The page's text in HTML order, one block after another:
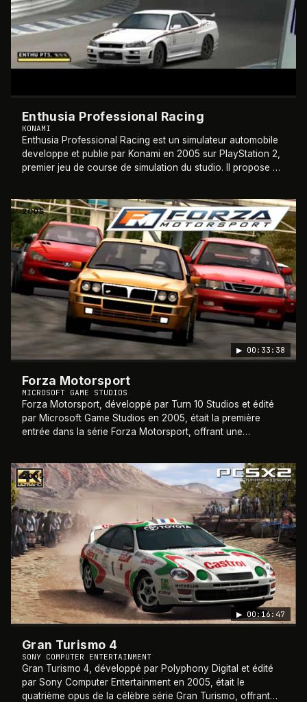
Enthusia Professional Racing
KONAMI
Enthusia Professional Racing est un simulateur automobile
developpe et publie par Konami en 2005 sur PlayStation 2,
premier jeu de course de simulation du studio. Il propose un
2005
▶ 00:33:38
Forza Motorsport
MICROSOFT GAME STUDIOS
Forza Motorsport, développé par Turn 10 Studios et édité
par Microsoft Game Studios en 2005, était la première
entrée dans la série Forza Motorsport, offrant une
2005
▶ 00:16:47
Gran Turismo 4
SONY COMPUTER ENTERTAINMENT
Gran Turismo 4, développé par Polyphony Digital et édité
par Sony Computer Entertainment en 2005, était le
quatrième opus de la célèbre série Gran Turismo, offrant